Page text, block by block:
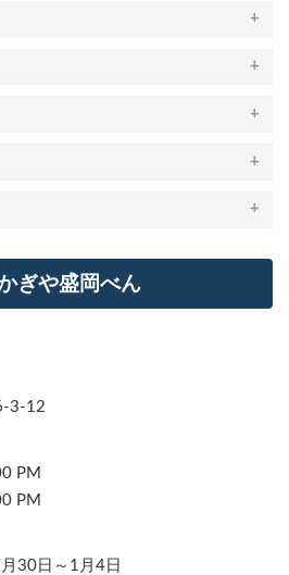
ぎや盛岡べん
3-12
PM
PM
30日～1月4日